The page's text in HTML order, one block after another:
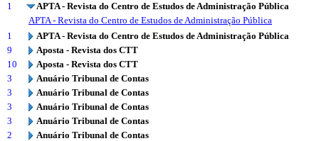
1
APTA - Revista do Centro de Estudos de Administração Pública
APTA - Revista do Centro de Estudos de Administração Pública
1
APTA - Revista do Centro de Estudos de Administração Pública
9
Aposta - Revista dos CTT
10
Aposta - Revista dos CTT
3
Anuário Tribunal de Contas
3
Anuário Tribunal de Contas
3
Anuário Tribunal de Contas
3
Anuário Tribunal de Contas
2
Anuário Tribunal de Contas